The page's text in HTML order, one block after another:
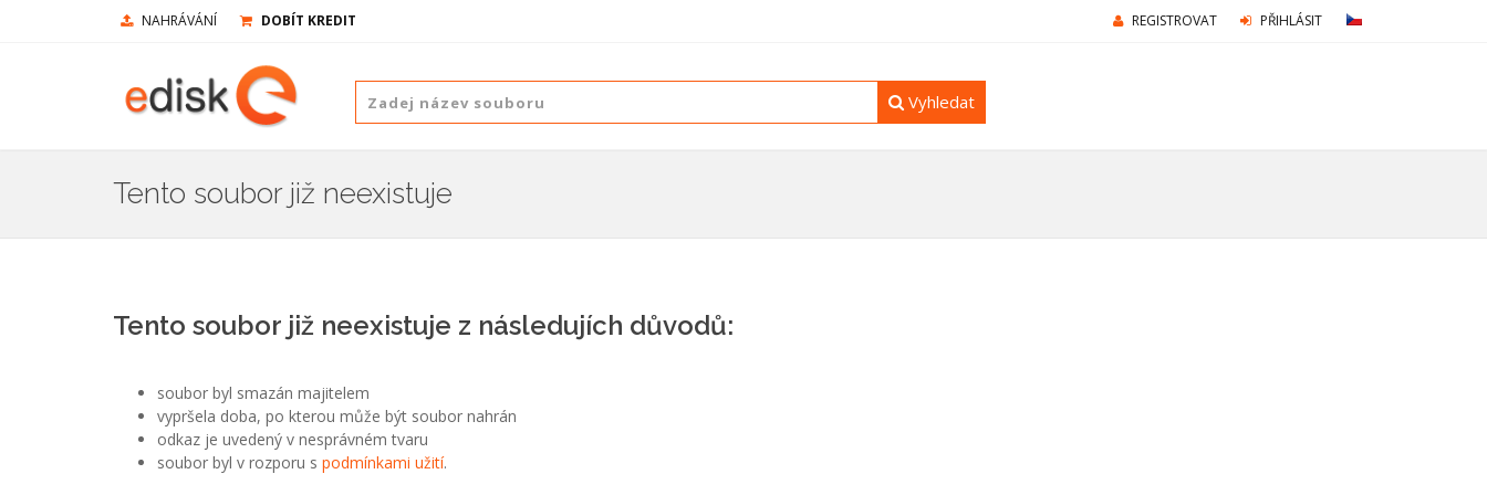
REGISTROVAT PŘIHLÁSIT
NAHRÁVÁNÍ DOBÍT KREDIT
Vyhledat
Tento soubor již neexistuje
Tento soubor již neexistuje z následujích důvodů:
soubor byl smazán majitelem
vypršela doba, po kterou může být soubor nahrán
odkaz je uvedený v nesprávném tvaru
soubor byl v rozporu s podmínkami užití.